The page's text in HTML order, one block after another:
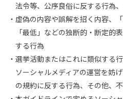
法令等、公序良俗に反する⾏為
虚偽の内容や誤解を招く内容、
「最低」などの独断的・断定的
する⾏為
選挙活動またはこれに類似する
ソーシャルメディアの運営を妨
の規約に反する⾏為、その他、